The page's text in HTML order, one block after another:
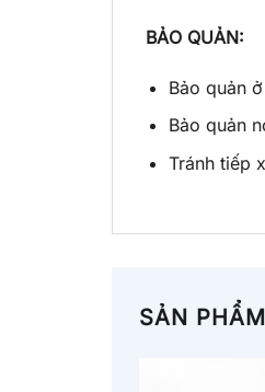
BẢO QUẢN:
Bảo quản
Bảo quản
Tránh tiếp
SẢN